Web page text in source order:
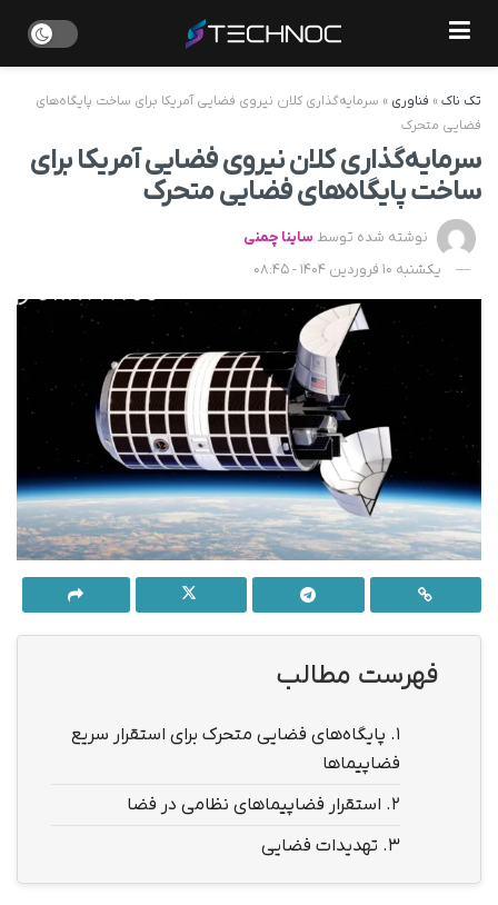
تک ناک» فناوری » سرمایه‌گذاری کلان نیروی فضایی آمریکا برای ساخت پایگاه‌های
فضایی متحرک
سرمایه‌گذاری کلان نیروی فضایی آمریکا برای
ساخت پایگاه‌های فضایی متحرک
نوشته شده توسط ساینا چمنی
یکشنبه 10 فروردین 1404 - 08:45
فهرست مطالب
1. پایگاه‌های فضایی متحرک برای استقرار سریع
فضاپیماها
2. استقرار فضاپیماهای نظامی در فضا
3. تهدیدات فضایی